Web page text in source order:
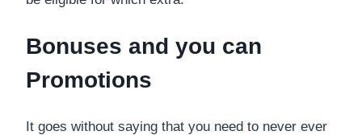
Bonuses and you can
Promotions
It goes without saying that you need to never ever